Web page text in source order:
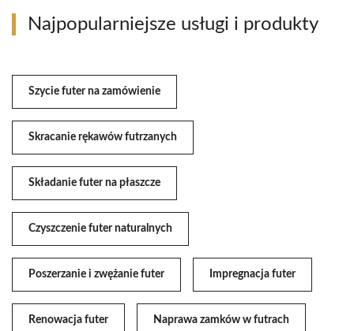
Najpopularniejsze usługi i produkty
Szycie futer na zamówienie
Skracanie rękawów futrzanych
Składanie futer na płaszcze
Czyszczenie futer naturalnych
Poszerzanie i zwężanie futer Impregnacja futer
Renowacja futer Naprawa zamków w futrach